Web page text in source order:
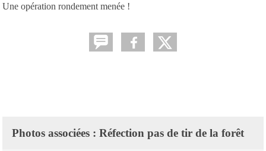
Une opération rondement menée !
Photos associées : Réfection pas de tir de la forêt